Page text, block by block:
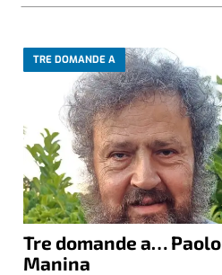
TRE DOMANDE A
Tre domande a… Paolo
Manina